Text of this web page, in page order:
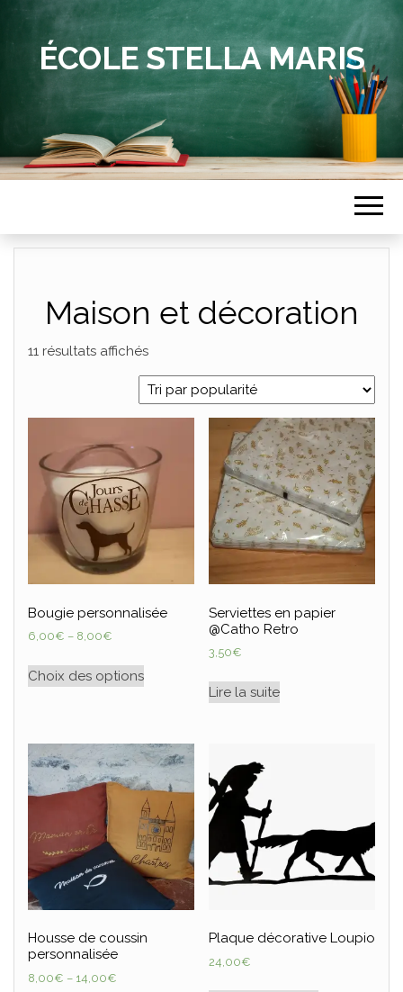
ÉCOLE STELLA MARIS
Maison et décoration
11 résultats affichés
Bougie personnalisée
6,00€ – 8,00€
Choix des options
Serviettes en papier
@Catho Retro
3,50€
Lire la suite
Housse de coussin
personnalisée
8,00€ – 14,00€
Plaque décorative Loupio
24,00€